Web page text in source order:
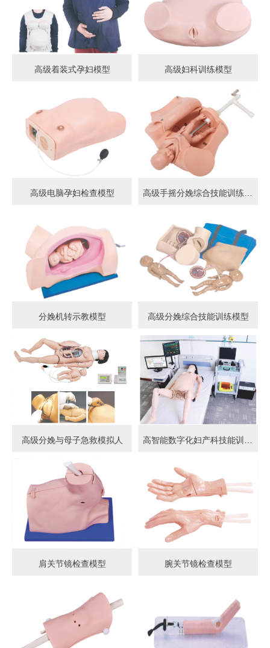
高级着装式孕妇模型 高级妇科训练模型
高级电脑孕妇检查模型 高级手摇分娩综合技能训练模型
分娩机转示教模型 高级分娩综合技能训练模型
高级分娩与母子急救模拟人
肩关节镜检查模型 腕关节镜检查模型